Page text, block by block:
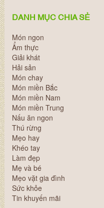
DANH MỤC CHIA SẺ
Món ngon
Ẩm thực
Giải khát
Hải sản
Món chay
Món miền Bắc
Món miền Nam
Món miền Trung
Nấu ăn ngon
Thú rừng
Mẹo hay
Khéo tay
Làm đẹp
Mẹ và bé
Mẹo vặt gia đình
Sức khỏe
Tin khuyến mãi